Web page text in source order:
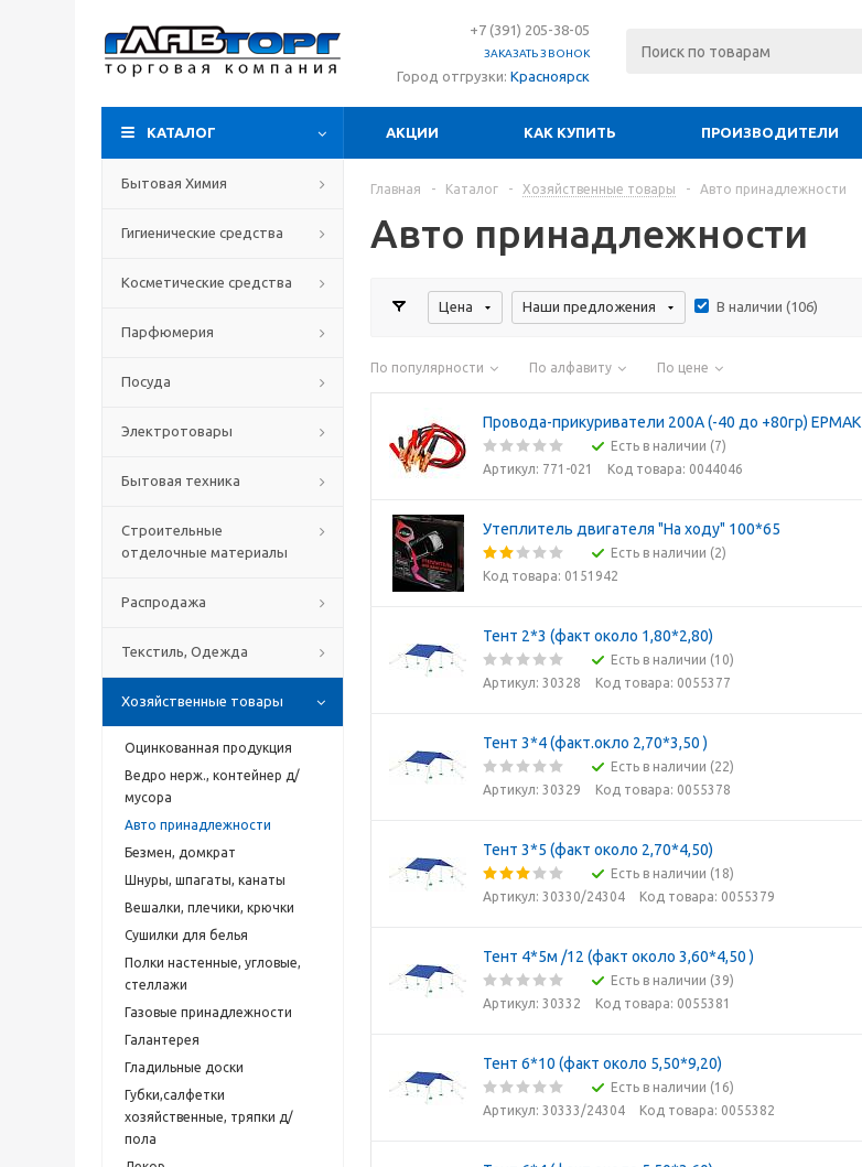
+7 (391) 205-38-05
ЗАКАЗАТЬ ЗВОНОК
Город отгрузки: Красноярск
КАТАЛОГ АКЦИИ КАК КУПИТЬ ПРОИЗВОДИТЕЛИ
Бытовая Химия
Гигиенические средства
Косметические средства
Парфюмерия
Посуда
Электротовары
Бытовая техника
Строительные
отделочные материалы
Распродажа
Текстиль, Одежда
Хозяйственные товары
Оцинкованная продукция
Ведро нерж., контейнер д/
мусора
Авто принадлежности
Безмен, домкрат
Шнуры, шпагаты, канаты
Вешалки, плечики, крючки
Сушилки для белья
Полки настенные, угловые,
стеллажи
Газовые принадлежности
Галантерея
Гладильные доски
Губки,салфетки
хозяйственные, тряпки д/
пола
Главная - Каталог - Хозяйственные товары - Авто принадлежности
Авто принадлежности
Цена Наши предложения В наличии (106)
По популярности По алфавиту По цене
Провода-прикуриватели 200А (-40 до +80гр) ЕРМАК
Есть в наличии (7)
Артикул: 771-021
Код товара: 0044046
Утеплитель двигателя "На ходу" 100*65
Есть в наличии (2)
Код товара: 0151942
Тент 2*3 (факт около 1,80*2,80)
Есть в наличии (10)
Артикул: 30328
Код товара: 0055377
Тент 3*4 (факт.окло 2,70*3,50 )
Есть в наличии (22)
Артикул: 30329
Код товара: 0055378
Тент 3*5 (факт около 2,70*4,50)
Есть в наличии (18)
Артикул: 30330/24304
Код товара: 0055379
Тент 4*5м /12 (факт около 3,60*4,50 )
Есть в наличии (39)
Артикул: 30332
Код товара: 0055381
Тент 6*10 (факт около 5,50*9,20)
Есть в наличии (16)
Артикул: 30333/24304
Код товара: 0055382